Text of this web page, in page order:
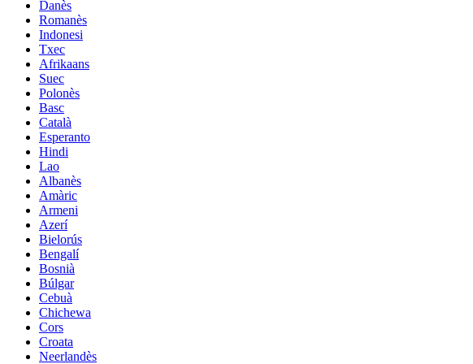
Danès
Romanès
Indonesi
Txec
Afrikaans
Suec
Polonès
Basc
Català
Esperanto
Hindi
Lao
Albanès
Amàric
Armeni
Azerí
Bielorús
Bengalí
Bosnià
Búlgar
Cebuà
Chichewa
Cors
Croata
Neerlandès